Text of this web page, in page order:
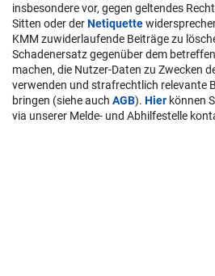
insbesondere vor, gegen geltendes
Sitten oder derNetiquette
KMM zuwiderlaufende Beiträge zu
Schadenersatz gegenüber dem
machen, die Nutzer-Daten zu Zwecken
verwenden und strafrechtlich relevante
bringen (siehe auch AGB). Hier können
via unserer Melde- und Abhilfestelle